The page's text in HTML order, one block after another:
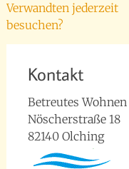
Verwandten jederzeit
besuchen?
Kontakt
Betreutes
Nöscherstraße 18
82140 Olching